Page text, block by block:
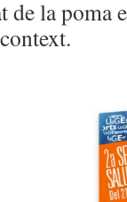
la poma